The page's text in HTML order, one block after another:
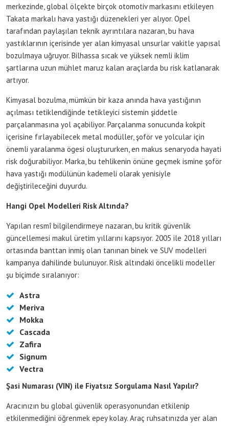
merkezinde, global ölçekte birçok otomotiv markasını etkileyen
Takata markalı hava yastığı düzenekleri yer alıyor. Opel
tarafından paylaşılan teknik ayrıntılara nazaran, bu hava
yastıklarının içerisinde yer alan kimyasal unsurlar vakitle yapısal
bozulmaya uğruyor. Bilhassa sıcak ve yüksek nemli iklim
şartlarına uzun mühlet maruz kalan araçlarda bu risk katlanarak
artıyor.
Kimyasal bozulma, mümkün bir kaza anında hava yastığının
açılması tetiklendiğinde tetikleyici sistemin şiddetle
parçalanmasına yol açabiliyor. Parçalanma sonucunda kokpit
içerisine fırlayabilecek metal modüller, şoför ve yolcular için
önemli yaralanma ögesi oluştururken, en makus senaryoda hayati
risk doğurabiliyor. Marka, bu tehlikenin önüne geçmek ismine şoför
hava yastığı modülünün kademeli olarak yenisiyle
değiştirileceğini duyurdu.
Hangi Opel Modelleri Risk Altında?
Yapılan resmî bilgilendirmeye nazaran, bu kritik güvenlik
güncellemesi makul üretim yıllarını kapsıyor. 2005 ile 2018 yılları
ortasında banttan inmiş olan tanınan binek ve SUV modelleri
kampanya dahilinde bulunuyor. Risk altındaki öncelikli modeller
şu biçimde sıralanıyor:
Astra
Meriva
Mokka
Cascada
Zafira
Signum
Vectra
Şasi Numarası (VIN) ile Fiyatsız Sorgulama Nasıl Yapılır?
Aracınızın bu global güvenlik operasyonundan etkilenip
etkilenmediğini öğrenmek epey kolay. Araç ruhsatınızda yer alan